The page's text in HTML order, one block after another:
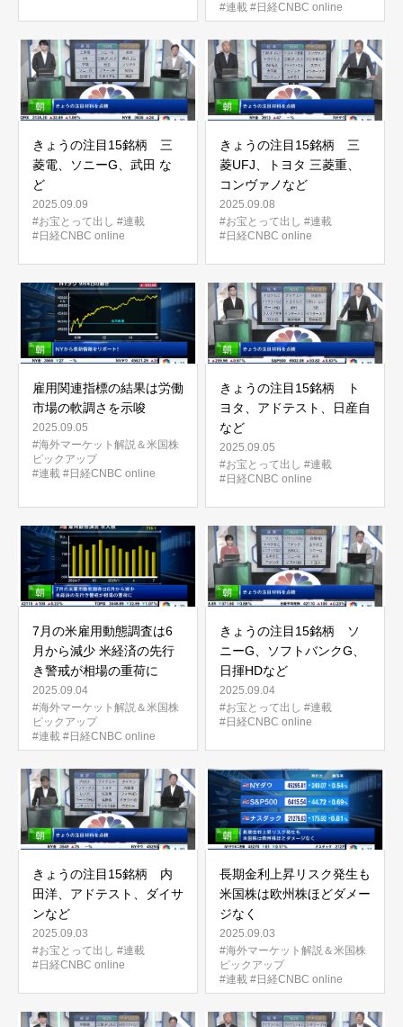
#連載 #日経CNBC online
きょうの注目15銘柄 三
菱電、ソニーG、武田 な
ど
2025.09.09
#お宝とって出し #連載
#日経CNBC online
きょうの注目15銘柄 三
菱UFJ、トヨタ 三菱重、
コンヴァノなど
2025.09.08
#お宝とって出し #連載
#日経CNBC online
雇用関連指標の結果は労働
市場の軟調さを示唆
2025.09.05
#海外マーケット解説＆米国株
ピックアップ
#連載 #日経CNBC online
きょうの注目15銘柄 ト
ヨタ、アドテスト、日産自
など
2025.09.05
#お宝とって出し #連載
#日経CNBC online
7月の米雇用動態調査は6
月から減少 米経済の先行
き警戒が相場の重荷に
2025.09.04
#海外マーケット解説＆米国株
ピックアップ
#連載 #日経CNBC online
きょうの注目15銘柄 ソ
ニーG、ソフトバンクG、
日揮HDなど
2025.09.04
#お宝とって出し #連載
#日経CNBC online
きょうの注目15銘柄 内
田洋、アドテスト、ダイサ
ンなど
2025.09.03
#お宝とって出し #連載
#日経CNBC online
長期金利上昇リスク発生も
米国株は欧州株ほどダメー
ジなく
2025.09.03
#海外マーケット解説＆米国株
ピックアップ
#連載 #日経CNBC online